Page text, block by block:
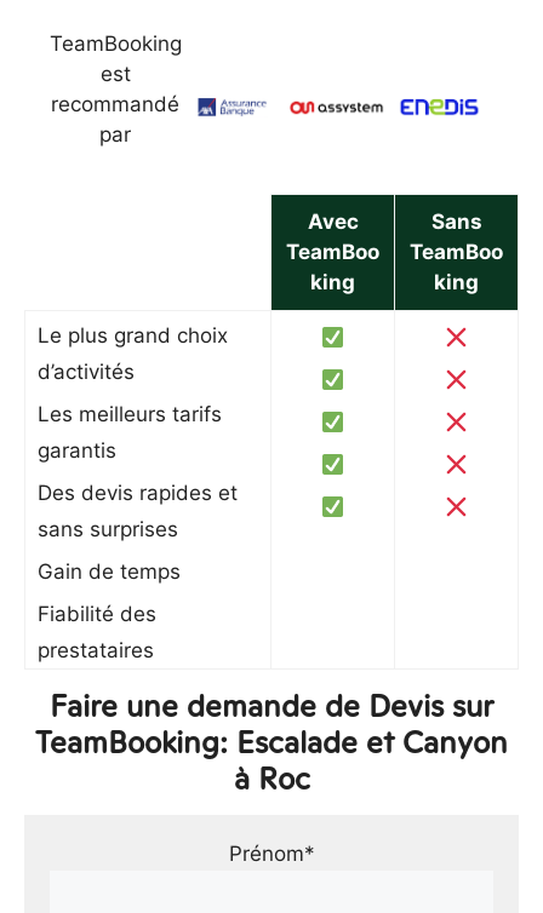
TeamBooking
est
recommandé
par
Avec
TeamBoo
king
Sans
TeamBoo
king
Le plus grand choix
d’activités
Les meilleurs tarifs
garantis
Des devis rapides et
sans surprises
Gain de temps
Fiabilité des
prestataires
Faire une demande de Devis sur
TeamBooking: Escalade et Canyon
à Roc
Prénom*